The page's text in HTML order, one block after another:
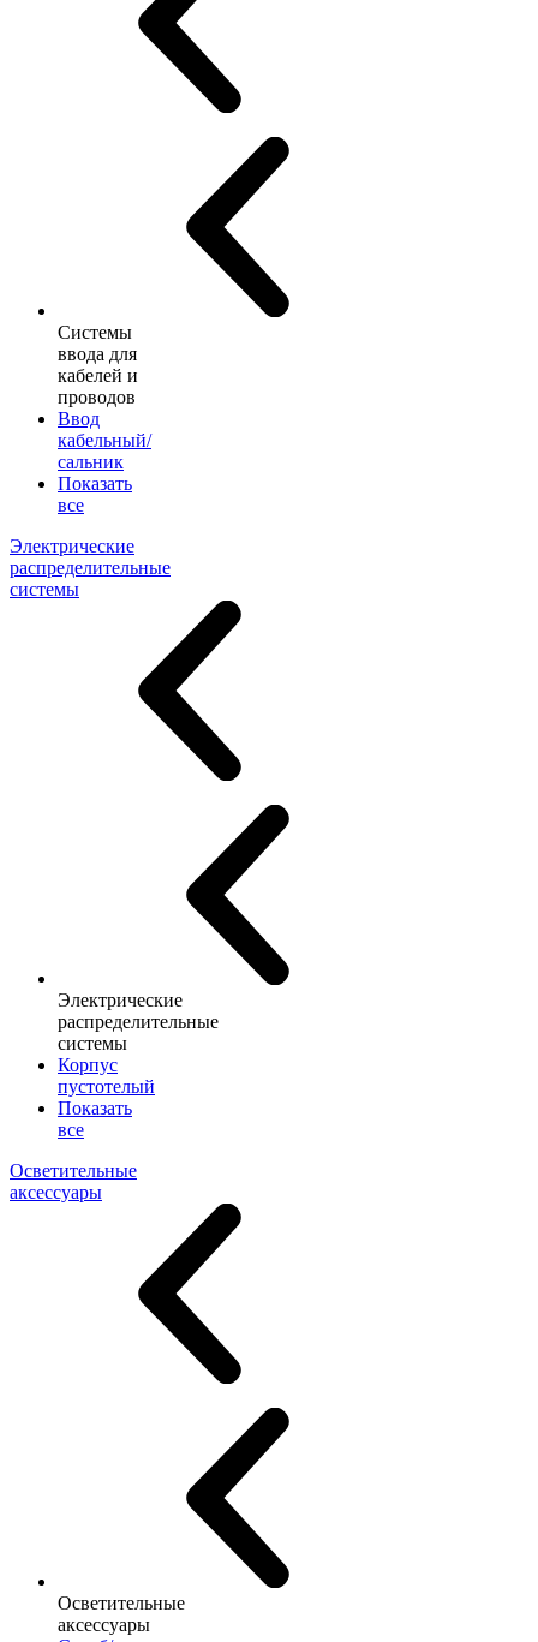
Системы
ввода для
кабелей и
проводов
Ввод
кабельный/
сальник
Показать
все
Электрические
распределительные
системы
Электрические
распределительные
системы
Корпус
пустотелый
Показать
все
Осветительные
аксессуары
Осветительные
аксессуары